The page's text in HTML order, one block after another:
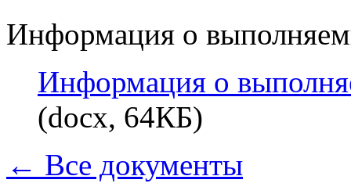
Информация о
Информация о
(docx, 64КБ)
← Все документы